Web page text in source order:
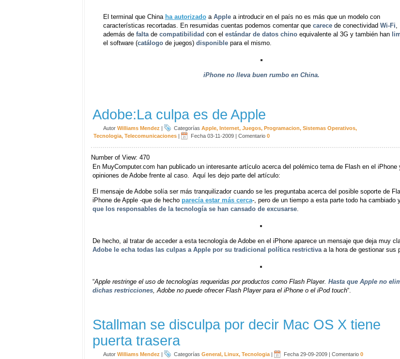
El terminal que China ha autorizadoa Apple a introducir en el país no es más que un modelo con
características recortadas. En resumidas cuentas podemos comentar que carece de conectividad Wi-Fi,
además de falta de compatibilidad con el estándar de datos chinoequivalente al 3G y también han
el software (catálogode juegos) disponible para el mismo.
iPhone no lleva buen rumbo en China.
Adobe:La culpa es de Apple
Autor Williams Mendez | Categorías Apple, Internet, Juegos, Programacion, Sistemas Operativos,
Tecnologia, Telecomunicaciones| Fecha 03-11-2009| Comentario 0
Number of View: 470
En MuyComputer.com han publicado un interesante artículo acerca del polémico tema de Flash en el iPhone
opiniones de Adobe frente al caso. Aquí les dejo parte del artículo:
El mensaje de Adobe solía ser más tranquilizador cuando se les preguntaba acerca del posible soporte de
iPhone de Apple -que de hecho parecía estar más cerca-, pero de un tiempo a esta parte todo ha cambiado
que los responsables de la tecnología se han cansado de excusarse.
De hecho, al tratar de acceder a esta tecnología de Adobe en el iPhone aparece un mensaje que deja muy
Adobe le echa todas las culpas a Apple por su tradicional política restrictivaa la hora de gestionar sus
“Apple restringe el uso de tecnologías requeridas por productos como Flash Player. Hasta que Apple no
dichas restricciones, Adobe no puede ofrecer Flash Player para el iPhone o el iPod touch“.
Stallman se disculpa por decir Mac OS X tiene
puerta trasera
Autor Williams Mendez | Categorías General, Linux, Tecnologia| Fecha 29-09-2009| Comentario 0